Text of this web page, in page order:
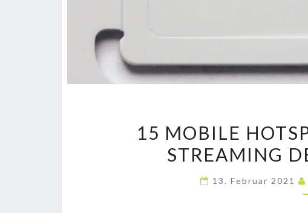
15 MOBILE
STREAMING
13. Februar 2021